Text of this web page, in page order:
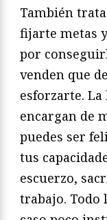
También
fijarte metas
por
venden que
esforzarte.
encargan de
puedes ser
tus
escuerzo,
trabajo. Todo